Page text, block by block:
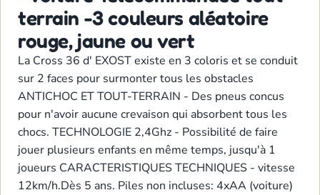
terrain -3 couleurs aléatoire
rouge, jaune ou vert
La Cross 36 d' EXOST existe en 3 coloris et se conduit
sur 2 faces pour surmonter tous les obstacles
ANTICHOC ET TOUT-TERRAIN - Des pneus concus
pour n'avoir aucune crevaison qui absorbent tous les
chocs. TECHNOLOGIE 2,4Ghz - Possibilité de faire
jouer plusieurs enfants en même temps, jusqu'à 1
joueurs CARACTERISTIQUES TECHNIQUES - vitesse
12km/h.Dès 5 ans. Piles non incluses: 4xAA (voiture)